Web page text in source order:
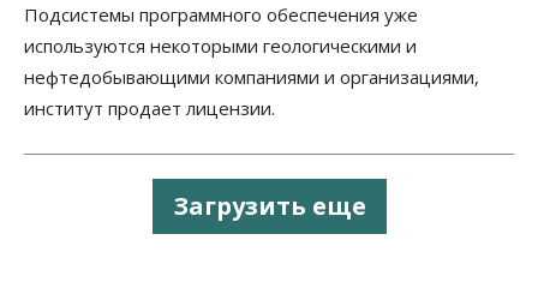
Подсистемы программного обеспечения уже
используются некоторыми геологическими и
нефтедобывающими компаниями и организациями,
институт продает лицензии.
Загрузить еще